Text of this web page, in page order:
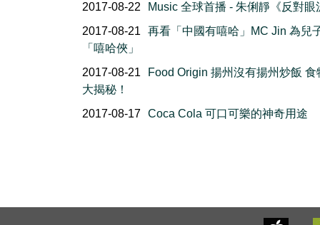
2017-08-22
Music 全球首播 - 朱俐靜《反對眼
2017-08-21
再看「中國有嘻哈」MC Jin 為兒
「嘻哈俠」
2017-08-21
Food Origin 揚州沒有揚州炒飯 食
大揭秘！
2017-08-17 Coca Cola 可口可樂的神奇用途